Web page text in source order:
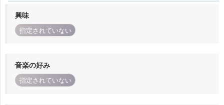
興味
指定されていない
音楽の好み
指定されていない